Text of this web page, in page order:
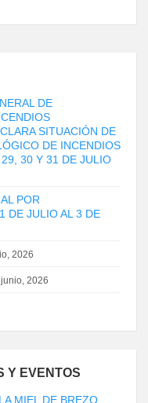
DE
SITUACIÓN DE
DE INCENDIOS
30 Y 31 DE JULIO
POR
DE JULIO AL 3 DE
2026
2026
Y EVENTOS
MIEL DE BREZO